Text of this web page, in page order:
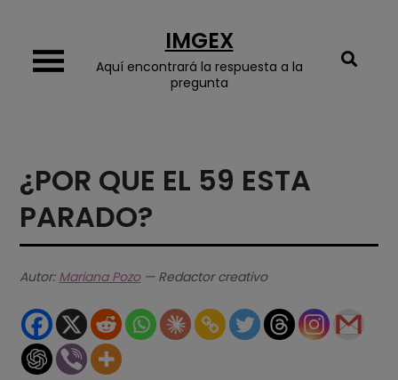
content
IMGEX
Aquí encontrará la respuesta a la
pregunta
¿POR QUE EL 59 ESTA
PARADO?
Autor: Mariana Pozo— Redactor creativo